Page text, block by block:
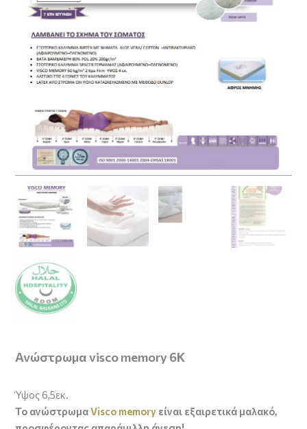
Ανώστρωμα visco memory 6K
Ύψος 6,5εκ.
Το ανώστρωμαVisco memory είναι εξαιρετικά μαλακό,